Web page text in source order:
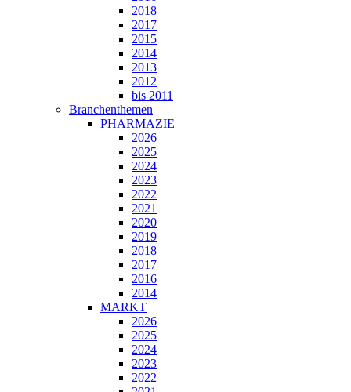
2018
2017
2015
2014
2013
2012
bis 2011
Branchenthemen
PHARMAZIE
2026
2025
2024
2023
2022
2021
2020
2019
2018
2017
2016
2014
MARKT
2026
2025
2024
2023
2022